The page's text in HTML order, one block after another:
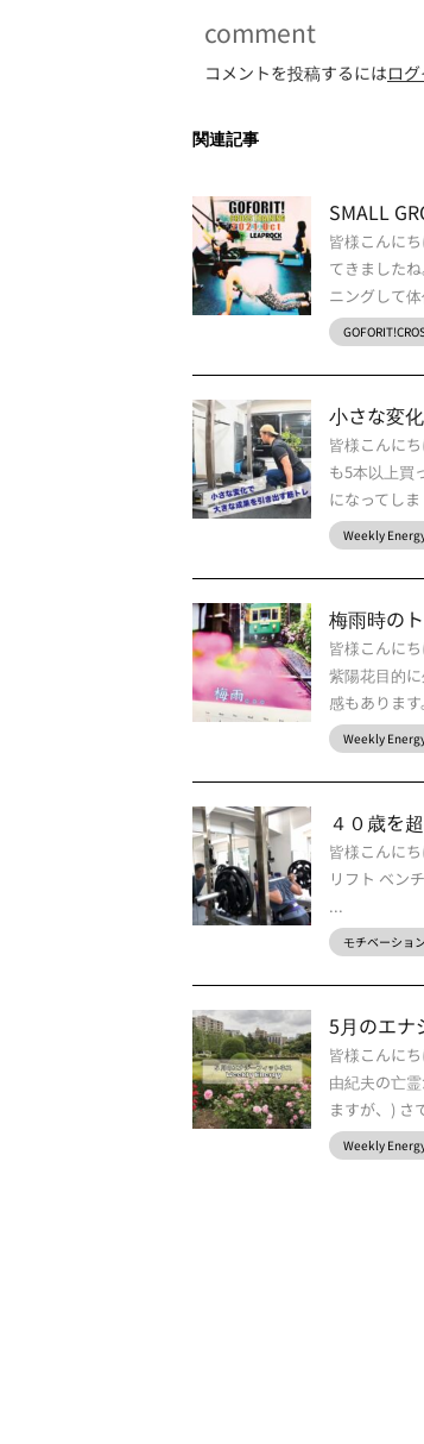
comment
コメントを投稿するにはロ
関連記事
SMALL
皆様こんに
てきました
ニングして
小さな変
皆様こんに
も5本以上買
になってし
Weekly
梅雨時の
皆様こんに
紫陽花目的
感もありま
Weekly
４０歳を
皆様こんに
リフト ベン
...
モチベーション
5月のエナ
皆様こんに
由紀夫の亡
ますが、) さ
Weekly